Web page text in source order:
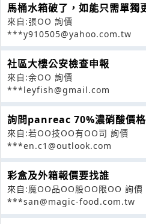
馬桶水箱破了，如能只需單獨
來自:張OO 詢價
***y910505@yahoo.com.tw
社區大樓公安檢查申報
來自:余OO 詢價
***leyfish@gmail.com
詢問panreac 70%濃硝酸價格
來自:若OO技OO有OO司 詢價
***en.c1@outlook.com
彩盒及外箱報價要找誰
來自:魔OO品OO股OO限OO 詢價
***san@magic-food.com.tw